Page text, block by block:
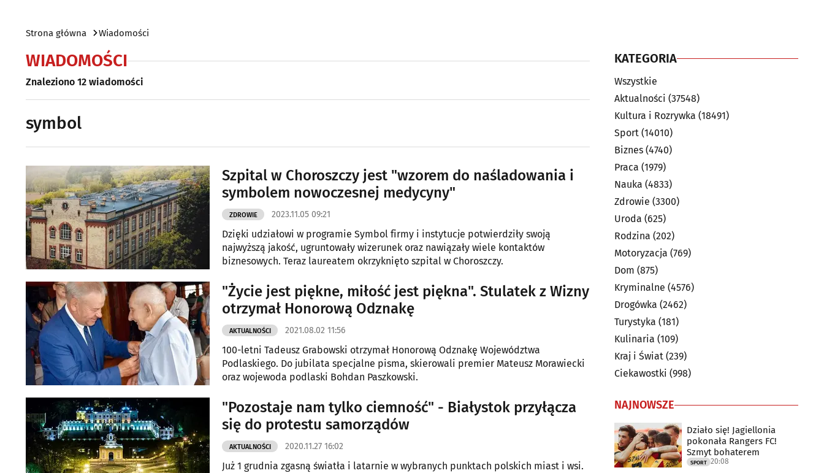
Strona główna Wiadomości
WIADOMOŚCI
Znaleziono 12 wiadomości
symbol
Szpital w Choroszczy jest "wzorem do naśladowania i
symbolem nowoczesnej medycyny"
ZDROWIE 2023.11.05 09:21
Dzięki udziałowi w programie Symbol firmy i instytucje potwierdziły swoją
najwyższą jakość, ugruntowały wizerunek oraz nawiązały wiele kontaktów
biznesowych. Teraz laureatem okrzyknięto szpital w Choroszczy.
"Życie jest piękne, miłość jest piękna". Stulatek z Wizny
otrzymał Honorową Odznakę
AKTUALNOŚCI 2021.08.02 11:56
100-letni Tadeusz Grabowski otrzymał Honorową Odznakę Województwa
Podlaskiego. Do jubilata specjalne pisma, skierowali premier Mateusz Morawiecki
oraz wojewoda podlaski Bohdan Paszkowski.
"Pozostaje nam tylko ciemność" - Białystok przyłącza
się do protestu samorządów
AKTUALNOŚCI 2020.11.27 16:02
Już 1 grudnia zgasną światła i latarnie w wybranych punktach polskich miast i wsi.
KATEGORIA
Wszystkie
Aktualności (37548)
Kultura i Rozrywka (18491)
Sport (14010)
Biznes (4740)
Praca (1979)
Nauka (4833)
Zdrowie (3300)
Uroda (625)
Rodzina (202)
Motoryzacja (769)
Dom (875)
Kryminalne (4576)
Drogówka (2462)
Turystyka (181)
Kulinaria (109)
Kraj i Świat (239)
Ciekawostki (998)
NAJNOWSZE
Działo się! Jagiellonia
pokonała Rangers FC!
Szmyt bohaterem
SPORT 20:08